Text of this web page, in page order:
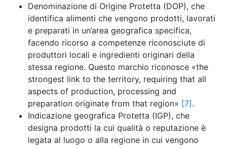
Denominazione di Origine Protetta (DOP), che
identifica alimenti che vengono prodotti, lavorati
e preparati in un’area geografica specifica,
facendo ricorso a competenze riconosciute di
produttori locali e ingredienti originari della
stessa regione. Questo marchio riconosce «the
strongest link to the territory, requiring that all
aspects of production, processing and
preparation originate from that region» [7].
Indicazione geografica Protetta (IGP), che
designa prodotti la cui qualità o reputazione è
legata al luogo o alla regione in cui vengono